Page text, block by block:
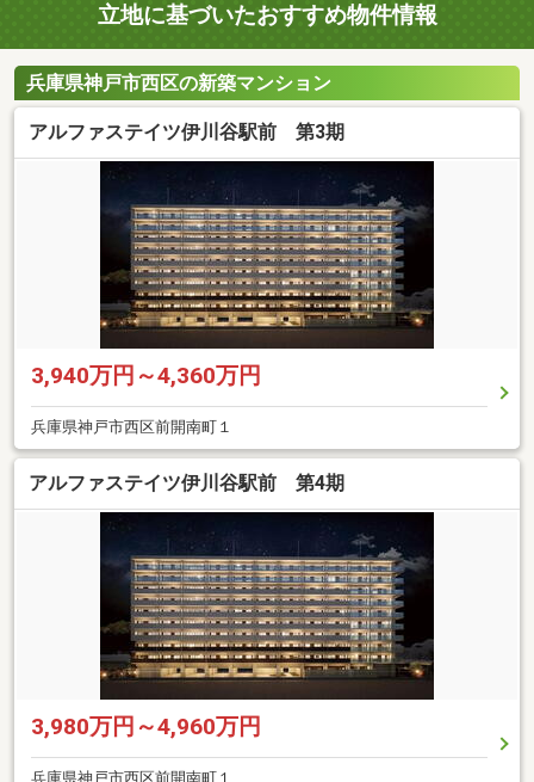
立地に基づいたおすすめ物件情報
兵庫県神戸市西区の新築マンション
アルファステイツ伊川谷駅前 第3期
3,940万円～4,360万円
兵庫県神戸市西区前開南町１
アルファステイツ伊川谷駅前 第4期
3,980万円～4,960万円
兵庫県神戸市西区前開南町１